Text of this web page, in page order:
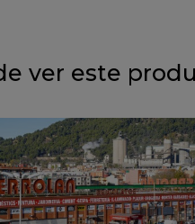
ver este